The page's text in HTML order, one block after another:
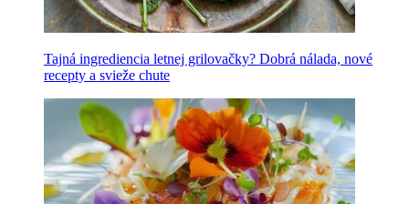
Tajná ingrediencia letnej grilovačky? Dobrá nálada, nové
recepty a svieže chute